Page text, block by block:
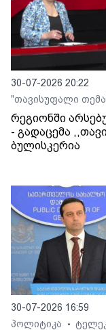
30-07-2026 20:22
"თავისუფალი
რეგიონში
- გადაცემა
ბულისკერია
30-07-2026 16:59
პოლიტიკა
•